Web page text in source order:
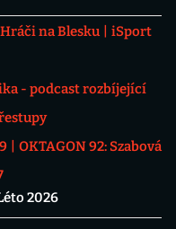
Hráči na Blesku
iSport
- podcast rozbíjející
OKTAGON 92: Szabová
2026